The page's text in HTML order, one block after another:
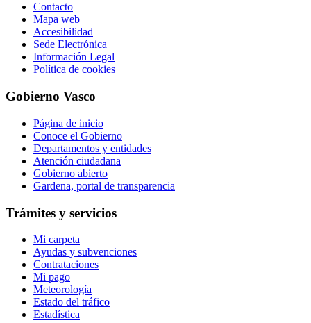
Contacto
Mapa web
Accesibilidad
Sede Electrónica
Información Legal
Política de cookies
Gobierno Vasco
Página de inicio
Conoce el Gobierno
Departamentos y entidades
Atención ciudadana
Gobierno abierto
Gardena, portal de transparencia
Trámites y servicios
Mi carpeta
Ayudas y subvenciones
Contrataciones
Mi pago
Meteorología
Estado del tráfico
Estadística